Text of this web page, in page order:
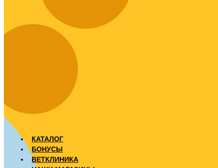
КАТАЛОГ
БОНУСЫ
ВЕТКЛИНИКА